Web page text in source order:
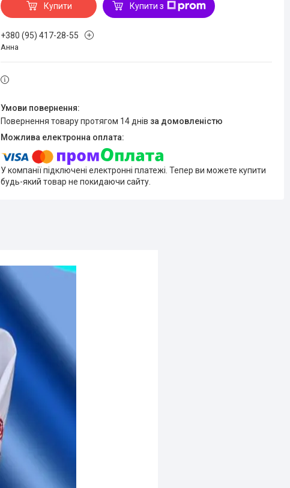
Купити Купити з
+380 (95) 417-28-55
Анна
повернення товару протягом 14 днів за домовленістю
У компанії підключені електронні платежі. Тепер ви можете купити
будь-який товар не покидаючи сайту.